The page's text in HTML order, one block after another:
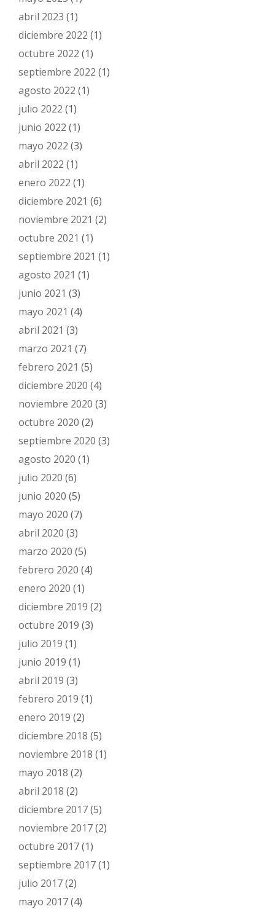
abril 2023 (1)
diciembre 2022 (1)
octubre 2022 (1)
septiembre 2022 (1)
agosto 2022 (1)
julio 2022 (1)
junio 2022 (1)
mayo 2022 (3)
abril 2022 (1)
enero 2022 (1)
diciembre 2021 (6)
noviembre 2021 (2)
octubre 2021 (1)
septiembre 2021 (1)
agosto 2021 (1)
junio 2021 (3)
mayo 2021 (4)
abril 2021 (3)
marzo 2021 (7)
febrero 2021 (5)
diciembre 2020 (4)
noviembre 2020 (3)
octubre 2020 (2)
septiembre 2020 (3)
agosto 2020 (1)
julio 2020 (6)
junio 2020 (5)
mayo 2020 (7)
abril 2020 (3)
marzo 2020 (5)
febrero 2020 (4)
enero 2020 (1)
diciembre 2019 (2)
octubre 2019 (3)
julio 2019 (1)
junio 2019 (1)
abril 2019 (3)
febrero 2019 (1)
enero 2019 (2)
diciembre 2018 (5)
noviembre 2018 (1)
mayo 2018 (2)
abril 2018 (2)
diciembre 2017(5)
noviembre 2017(2)
octubre 2017(1)
septiembre 2017(1)
julio 2017(2)
mayo 2017(4)